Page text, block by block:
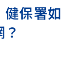
保署如